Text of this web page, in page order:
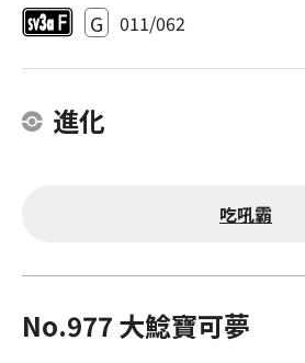
G 011/062
進化
吃吼霸
No.977 大鯰寶可夢